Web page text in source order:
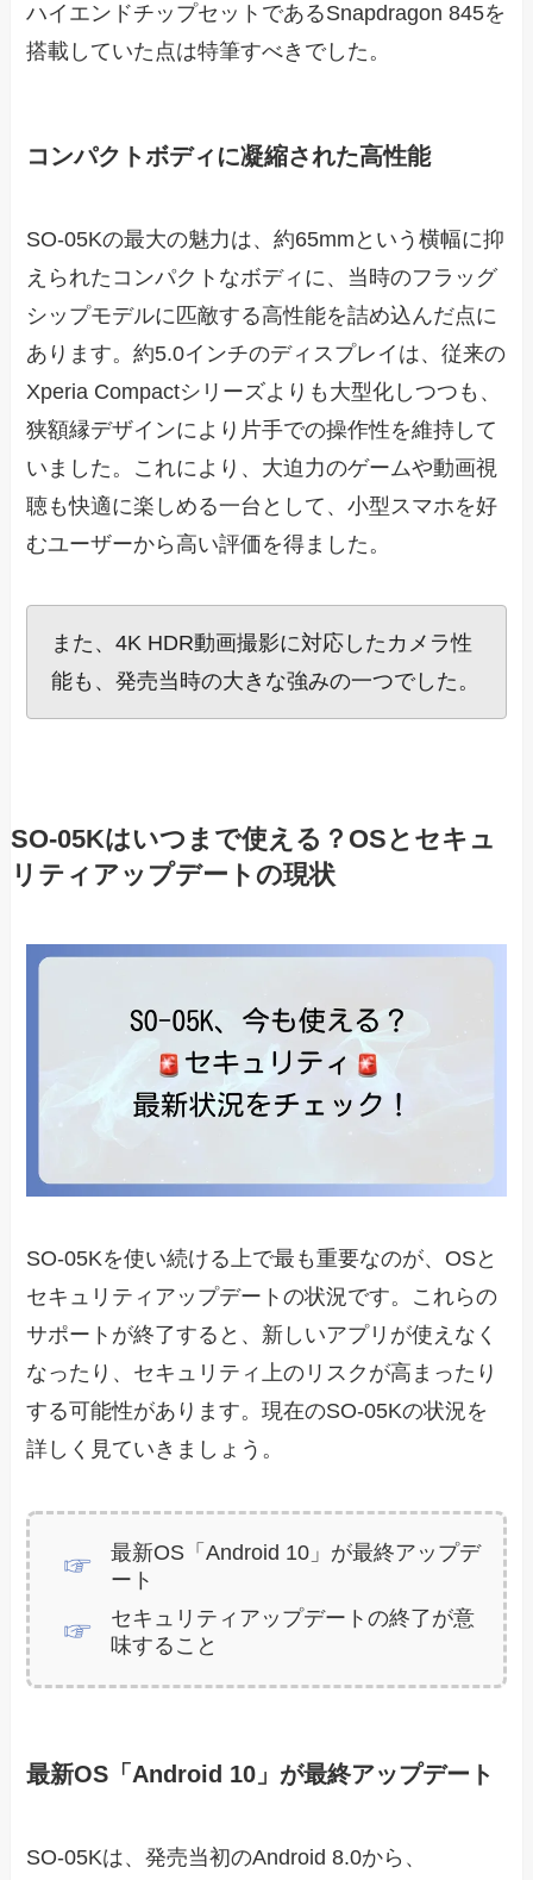
ハイエンドチップセットであるSnapdragon 845を
搭載していた点は特筆すべきでした。
コンパクトボディに凝縮された高性能
SO-05Kの最大の魅力は、約65mmという横幅に抑
えられたコンパクトなボディに、当時のフラッグ
シップモデルに匹敵する高性能を詰め込んだ点に
あります。約5.0インチのディスプレイは、従来の
Xperia Compactシリーズよりも大型化しつつも、
狭額縁デザインにより片手での操作性を維持して
いました。これにより、大迫力のゲームや動画視
聴も快適に楽しめる一台として、小型スマホを好
むユーザーから高い評価を得ました。
また、4K HDR動画撮影に対応したカメラ性
能も、発売当時の大きな強みの一つでした。
SO-05Kはいつまで使える？OSとセキュ
リティアップデートの現状
SO-05Kを使い続ける上で最も重要なのが、OSと
セキュリティアップデートの状況です。これらの
サポートが終了すると、新しいアプリが使えなく
なったり、セキュリティ上のリスクが高まったり
する可能性があります。現在のSO-05Kの状況を
詳しく見ていきましょう。
最新OS「Android 10」が最終アップデ
ート
セキュリティアップデートの終了が意
味すること
最新OS「Android 10」が最終アップデート
SO-05Kは、発売当初のAndroid 8.0から、